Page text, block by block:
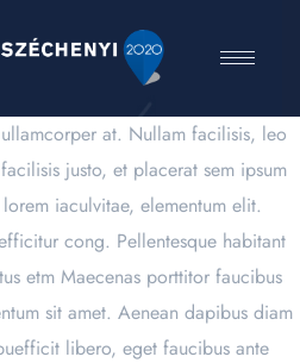
at. Nullam facilisis, leo
justo, et placerat sem ipsum
iaculvitae, elementum elit.
cong. Pellentesque habitant
etm Maecenas porttitor faucibus
sit amet. Aenean dapibus diam
libero, eget faucibus ante